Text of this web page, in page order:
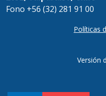
Fono +56 (32) 281 91 00
Políticas
Versión